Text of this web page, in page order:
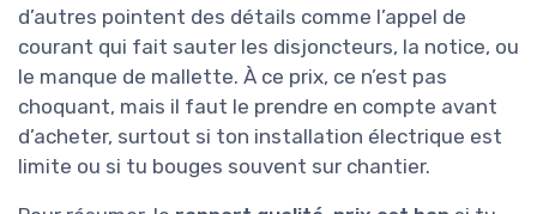
d’autres pointent des détails comme l’appel de
courant qui fait sauter les disjoncteurs, la notice, ou
le manque de mallette. À ce prix, ce n’est pas
choquant, mais il faut le prendre en compte avant
d’acheter, surtout si ton installation électrique est
limite ou si tu bouges souvent sur chantier.